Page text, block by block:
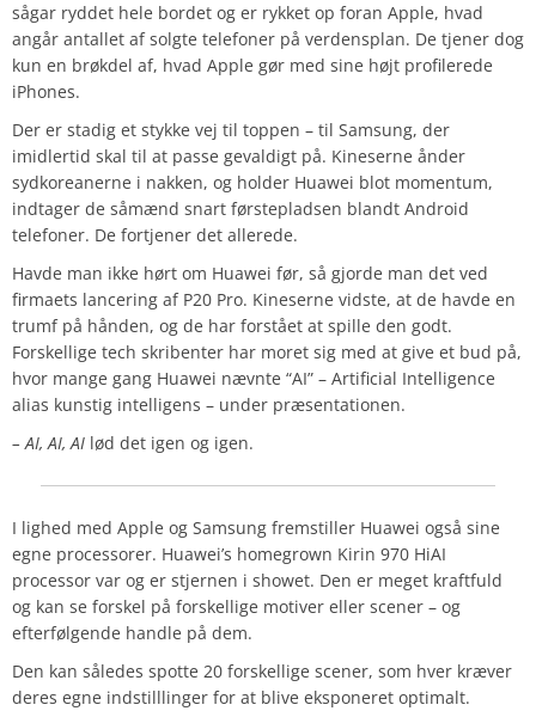
sågar ryddet hele bordet og er rykket op foran Apple, hvad
angår antallet af solgte telefoner på verdensplan. De tjener dog
kun en brøkdel af, hvad Apple gør med sine højt profilerede
iPhones.
Der er stadig et stykke vej til toppen – til Samsung, der
imidlertid skal til at passe gevaldigt på. Kineserne ånder
sydkoreanerne i nakken, og holder Huawei blot momentum,
indtager de såmænd snart førstepladsen blandt Android
telefoner. De fortjener det allerede.
Havde man ikke hørt om Huawei før, så gjorde man det ved
firmaets lancering af P20 Pro. Kineserne vidste, at de havde en
trumf på hånden, og de har forstået at spille den godt.
Forskellige tech skribenter har moret sig med at give et bud på,
hvor mange gang Huawei nævnte “AI” – Artificial Intelligence
alias kunstig intelligens – under præsentationen.
– AI, AI, AI lød det igen og igen.
I lighed med Apple og Samsung fremstiller Huawei også sine
egne processorer. Huawei’s homegrown Kirin 970 HiAI
processor var og er stjernen i showet. Den er meget kraftfuld
og kan se forskel på forskellige motiver eller scener – og
efterfølgende handle på dem.
Den kan således spotte 20 forskellige scener, som hver kræver
deres egne indstilllinger for at blive eksponeret optimalt.